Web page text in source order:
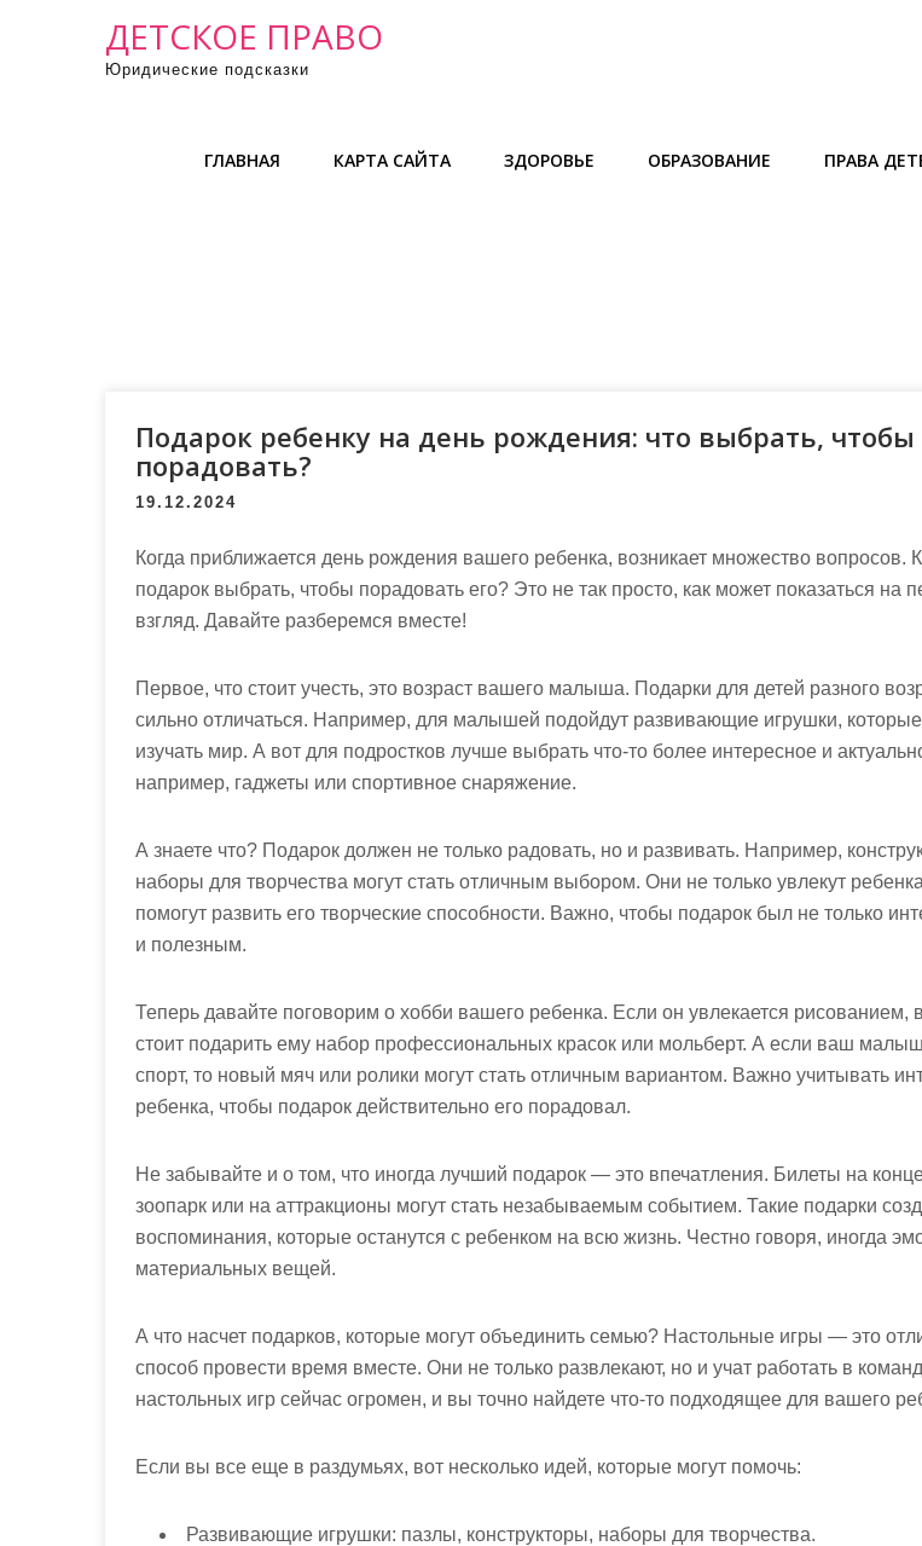
ДЕТСКОЕ ПРАВО
Юридические подсказки
ГЛАВНАЯ КАРТА САЙТА ЗДОРОВЬЕ ОБРАЗОВАНИЕ ПРАВА
Подарок ребенку на день рождения: что выбрать, чтобы
порадовать?
19.12.2024
Когда приближается день рождения вашего ребенка, возникает множество вопросов.
подарок выбрать, чтобы порадовать его? Это не так просто, как может показаться на
взгляд. Давайте разберемся вместе!
Первое, что стоит учесть, это возраст вашего малыша. Подарки для детей разного
сильно отличаться. Например, для малышей подойдут развивающие игрушки,
изучать мир. А вот для подростков лучше выбрать что-то более интересное и
например, гаджеты или спортивное снаряжение.
А знаете что? Подарок должен не только радовать, но и развивать. Например,
наборы для творчества могут стать отличным выбором. Они не только увлекут
помогут развить его творческие способности. Важно, чтобы подарок был не только
и полезным.
Теперь давайте поговорим о хобби вашего ребенка. Если он увлекается рисованием,
стоит подарить ему набор профессиональных красок или мольберт. А если ваш
спорт, то новый мяч или ролики могут стать отличным вариантом. Важно учитывать
ребенка, чтобы подарок действительно его порадовал.
Не забывайте и о том, что иногда лучший подарок — это впечатления. Билеты на
зоопарк или на аттракционы могут стать незабываемым событием. Такие подарки
воспоминания, которые останутся с ребенком на всю жизнь. Честно говоря, иногда
материальных вещей.
А что насчет подарков, которые могут объединить семью? Настольные игры — это
способ провести время вместе. Они не только развлекают, но и учат работать в
настольных игр сейчас огромен, и вы точно найдете что-то подходящее для вашего
Если вы все еще в раздумьях, вот несколько идей, которые могут помочь:
Развивающие игрушки: пазлы, конструкторы, наборы для творчества.